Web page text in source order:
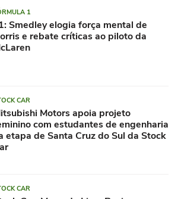
1
Smedley elogia força mental de
e rebate críticas ao piloto da
CAR
Motors apoia projeto
com estudantes de engenharia
etapa de Santa Cruz do Sul da Stock
CAR